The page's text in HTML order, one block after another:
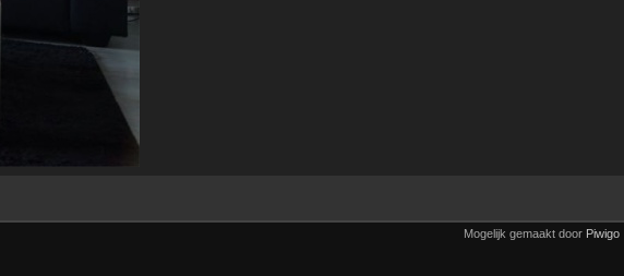
Mogelijk gemaakt door Piwigo